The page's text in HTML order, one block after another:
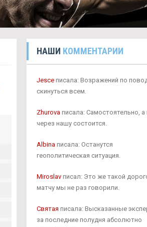
НАШИ КОММЕНТАРИИ
Jesceписала: Возражений по
скинуться всем.
Zhurovaписала: Самостоятельно, а
через нашу состоится.
Albinaписала: Останутся
геополитическая ситуация.
Miroslavписал: Это же такой
матчу мы не раз говорили.
Святая писала: Высказанные
за последние полудня абсолютно